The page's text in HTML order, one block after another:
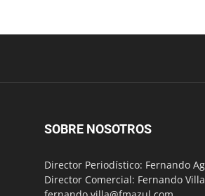
SOBRE NOSOTROS
Director Periodístico: Fernando
Director Comercial: Fernando